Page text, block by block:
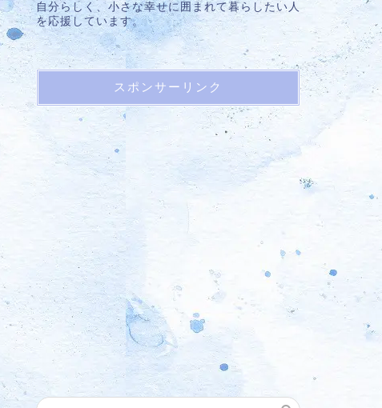
自分らしく、小さな幸せに囲まれて暮らしたい人
を応援しています。
スポンサーリンク